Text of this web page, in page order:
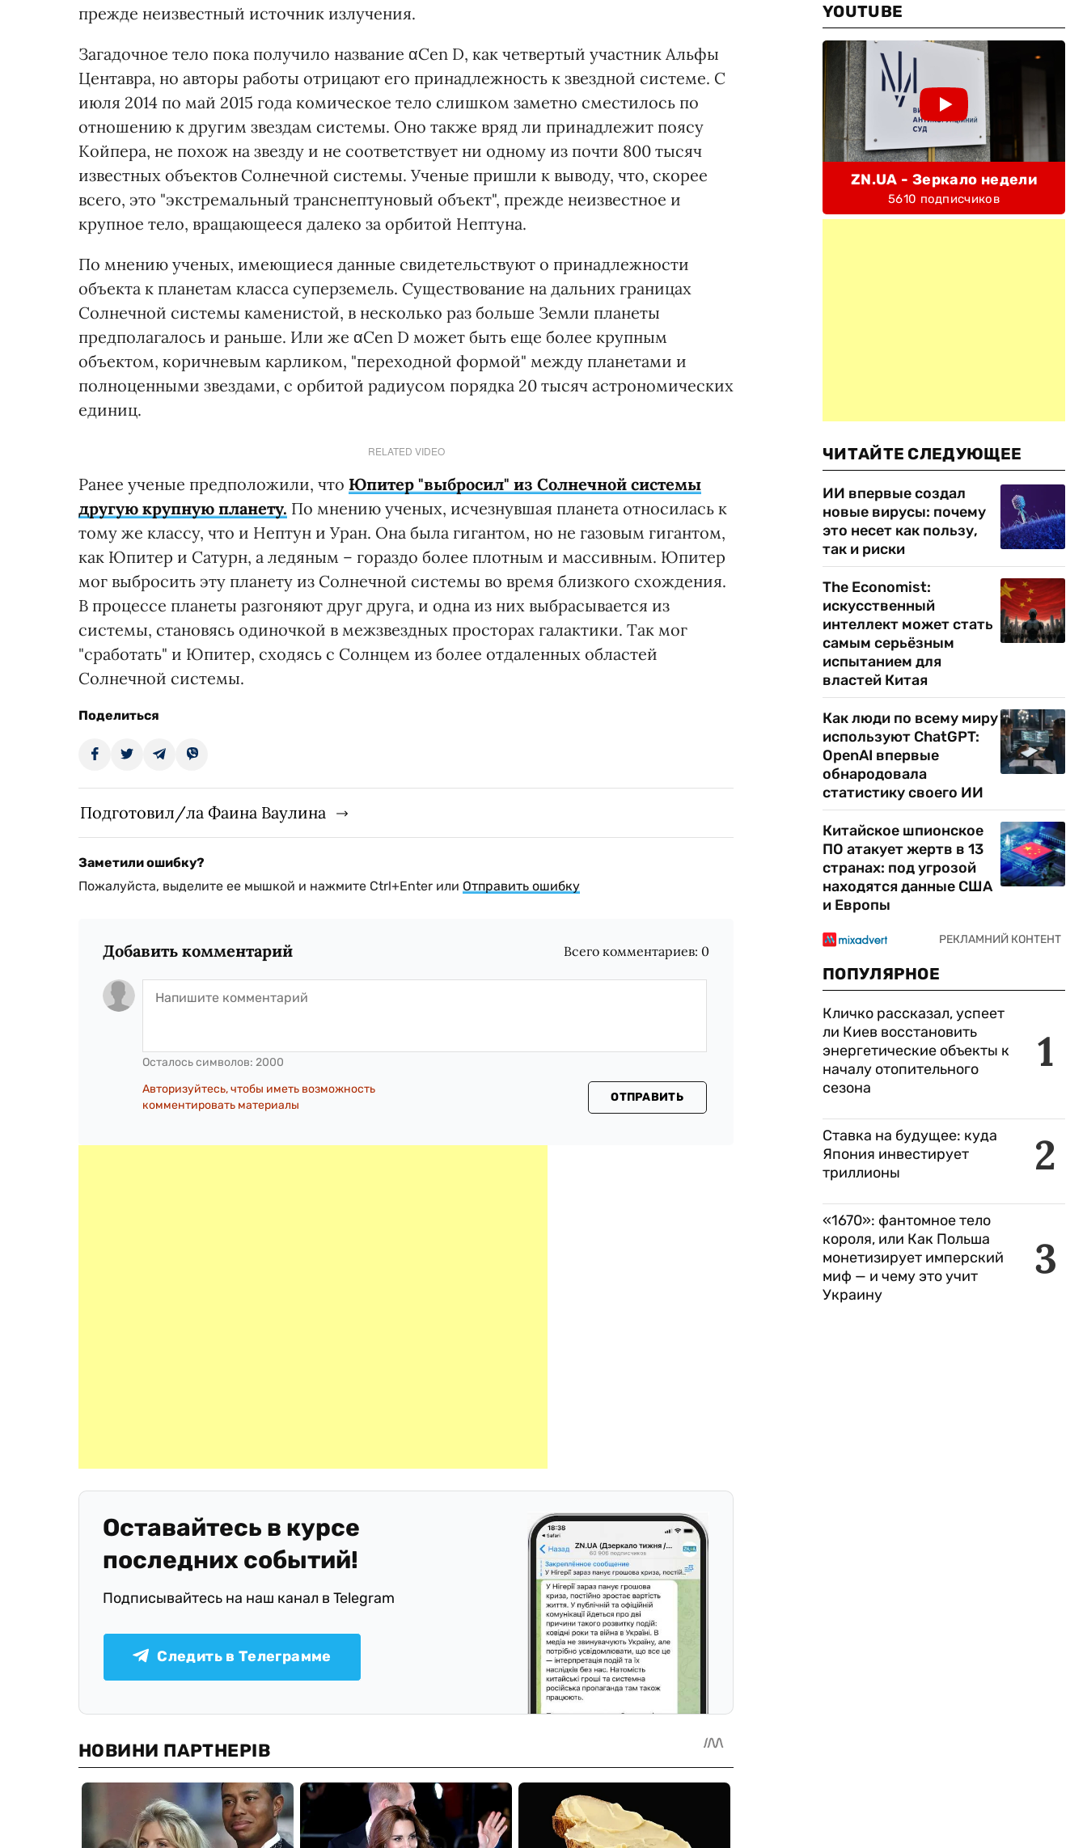
прежде неизвестный источник излучения.
Загадочное тело пока получило название αCen D, как четвертый участник Альфы
Центавра, но авторы работы отрицают его принадлежность к звездной системе. С
июля 2014 по май 2015 года комическое тело слишком заметно сместилось по
отношению к другим звездам системы. Оно также вряд ли принадлежит поясу
Койпера, не похож на звезду и не соответствует ни одному из почти 800 тысяч
известных объектов Солнечной системы. Ученые пришли к выводу, что, скорее
всего, это "экстремальный транснептуновый объект", прежде неизвестное и
крупное тело, вращающееся далеко за орбитой Нептуна.
По мнению ученых, имеющиеся данные свидетельствуют о принадлежности
объекта к планетам класса суперземель. Существование на дальних границах
Солнечной системы каменистой, в несколько раз больше Земли планеты
предполагалось и раньше. Или же αCen D может быть еще более крупным
объектом, коричневым карликом, "переходной формой" между планетами и
полноценными звездами, с орбитой радиусом порядка 20 тысяч астрономических
единиц.
RELATED VIDEO
Ранее ученые предположили, что Юпитер "выбросил" из Солнечной системы
другую крупную планету. По мнению ученых, исчезнувшая планета относилась к
тому же классу, что и Нептун и Уран. Она была гигантом, но не газовым гигантом,
как Юпитер и Сатурн, а ледяным – гораздо более плотным и массивным. Юпитер
мог выбросить эту планету из Солнечной системы во время близкого схождения.
В процессе планеты разгоняют друг друга, и одна из них выбрасывается из
системы, становясь одиночкой в межзвездных просторах галактики. Так мог
"сработать" и Юпитер, сходясь с Солнцем из более отдаленных областей
Солнечной системы.
Поделиться
Подготовил/ла Фаина Ваулина
Заметили ошибку?
Пожалуйста, выделите ее мышкой и нажмите Ctrl+Enter или Отправить ошибку
Добавить комментарий Всего комментариев: 0
Осталось символов: 2000
Авторизуйтесь, чтобы иметь возможность
комментировать материалы
ОТПРАВИТЬ
Оставайтесь в курсе
последних событий!
Подписывайтесь на наш канал в Telegram
Следить в Телеграмме
YOUTUBE
ZN.UA - Зеркало недели
5610 подписчиков
ЧИТАЙТЕ СЛЕДУЮЩЕЕ
ИИ впервые создал
новые вирусы: почему
это несет как пользу,
так и риски
The Economist:
искусственный
интеллект может стать
самым серьёзным
испытанием для
властей Китая
Как люди по всему миру
используют ChatGPT:
OpenAI впервые
обнародовала
статистику своего ИИ
Китайское шпионское
ПО атакует жертв в 13
странах: под угрозой
находятся данные США
и Европы
ПОПУЛЯРНОЕ
1
Кличко рассказал, успеет
ли Киев восстановить
энергетические объекты к
началу отопительного
сезона
2
Ставка на будущее: куда
Япония инвестирует
триллионы
3
«1670»: фантомное тело
короля, или Как Польша
монетизирует имперский
миф — и чему это учит
Украину